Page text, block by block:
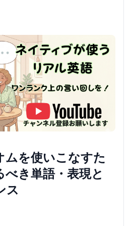
ムを使いこなすた
べき単語・表現と
ス